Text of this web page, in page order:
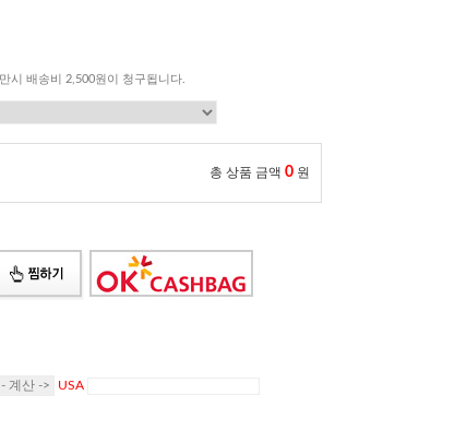
시 배송비 2,500원이 청구됩니다.
총 상품 금액 0 원
USA